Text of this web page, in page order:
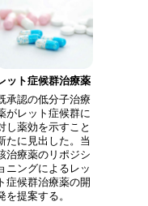
ット症候群治療薬
承認の低分子治療
がレット症候群に
し薬効を示すこと
たに見出した。当
治療薬のリポジシ
ニングによるレッ
ト症候群治療薬の開
を提案する。